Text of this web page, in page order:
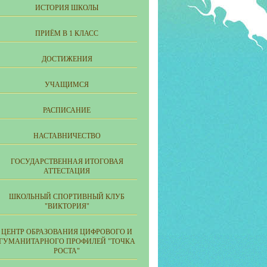
ИСТОРИЯ ШКОЛЫ
ПРИЁМ В 1 КЛАСС
ДОСТИЖЕНИЯ
УЧАЩИМСЯ
РАСПИСАНИЕ
НАСТАВНИЧЕСТВО
ГОСУДАРСТВЕННАЯ ИТОГОВАЯ
АТТЕСТАЦИЯ
ШКОЛЬНЫЙ СПОРТИВНЫЙ КЛУБ
"ВИКТОРИЯ"
ЦЕНТР ОБРАЗОВАНИЯ ЦИФРОВОГО И
ПРОФИЛЕЙ "ТОЧКА
РОСТА"